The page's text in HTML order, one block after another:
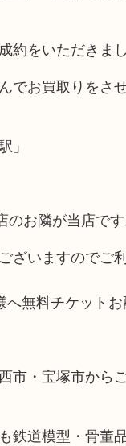
約をいただきま
でお買取りをさ
」
お隣が当店です
ざいますのでご
無料チケットお
市・宝塚市から
鉄道模型・骨董